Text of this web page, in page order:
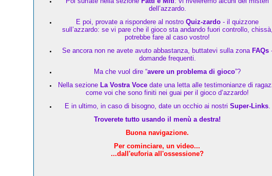
dell’azzardo.
E poi, provate a rispondere al nostro Quiz-zardo - il quizzone
sull’azzardo: se vi pare che il gioco sta andando fuori controllo,
potrebbe fare al caso vostro!
Se ancora non ne avete avuto abbastanza, buttatevi sulla zona FAQs
domande frequenti.
Ma che vuol dire “avere un problema di gioco”?
Nella sezione La Vostra Voce date una letta alle testimonianze di
come voi che sono finiti nei guai per il gioco d’azzardo!
E in ultimo, in caso di bisogno, date un occhio ai nostri Super-Links.
Troverete tutto usando il menù a destra!
Buona navigazione.
Per cominciare, un video...
...dall'euforia all'ossessione?